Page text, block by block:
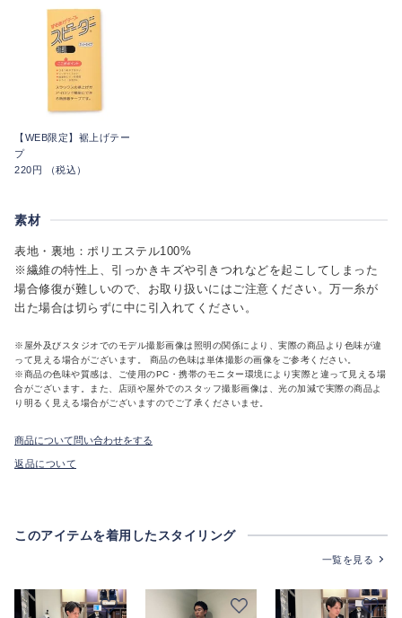
【WEB限定】裾上げテー
プ
220円 （税込）
素材
表地・裏地：ポリエステル100%
※繊維の特性上、引っかきキズや引きつれなどを起こしてしまった
場合修復が難しいので、お取り扱いにはご注意ください。万一糸が
出た場合は切らずに中に引入れてください。
※屋外及びスタジオでのモデル撮影画像は照明の関係により、実際の商品より色味が違
って見える場合がございます。 商品の色味は単体撮影の画像をご参考ください。
※商品の色味や質感は、ご使用のPC・携帯のモニター環境により実際と違って見える場
合がございます。また、店頭や屋外でのスタッフ撮影画像は、光の加減で実際の商品よ
り明るく見える場合がございますのでご了承くださいませ。
商品について問い合わせをする
返品について
このアイテムを着用したスタイリング
一覧を見る